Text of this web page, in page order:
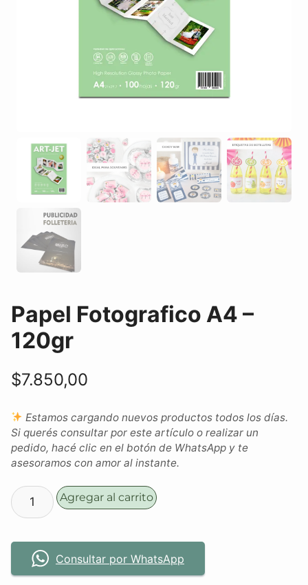
Papel Fotografico A4 –
120gr
$7.850,00
Estamos cargando nuevos productos todos los días.
Si querés consultar por este artículo o realizar un
pedido, hacé clic en el botón de WhatsApp y te
asesoramos con amor al instante.
Agregar al carrito
Consultar por WhatsApp